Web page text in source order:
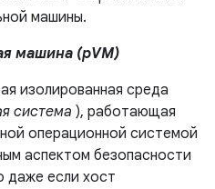
машины.
машина (pVM)
изолированная среда
система ), работающая
операционной системой
аспектом безопасности
даже если хост